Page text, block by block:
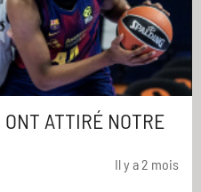
ATTIRÉ NOTRE
Il y a 2 mois